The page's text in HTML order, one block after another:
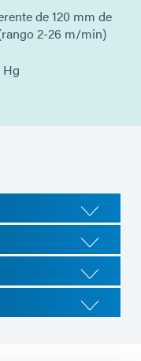
de 120 mm de
2-26 m/min)